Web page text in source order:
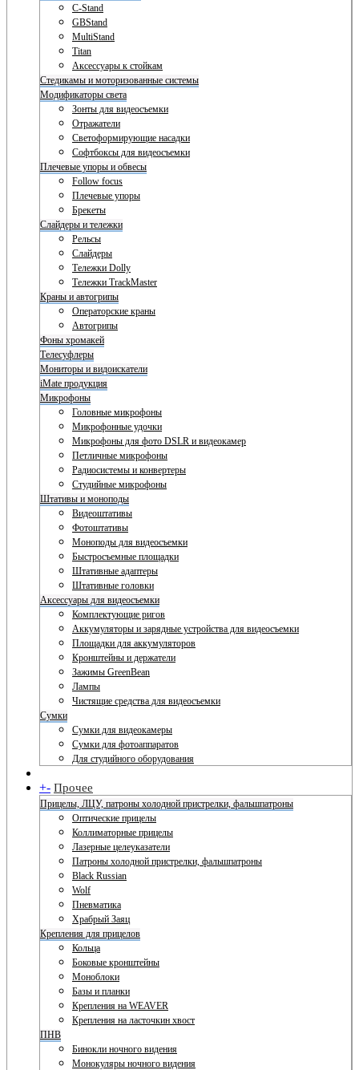
C-Stand
GBStand
MultiStand
Titan
Аксессуары к стойкам
Стедикамы и моторизованные системы
Модификаторы света
Зонты для видеосъемки
Отражатели
Светоформирующие насадки
Софтбоксы для видеосъемки
Плечевые упоры и обвесы
Follow focus
Плечевые упоры
Брекеты
Слайдеры и тележки
Рельсы
Слайдеры
Тележки Dolly
Тележки TrackMaster
Краны и автогрипы
Операторские краны
Автогрипы
Фоны хромакей
Телесуфлеры
Мониторы и видоискатели
iMate продукция
Микрофоны
Головные микрофоны
Микрофонные удочки
Микрофоны для фото DSLR и видеокамер
Петличные микрофоны
Радиосистемы и конвертеры
Студийные микрофоны
Штативы и моноподы
Видеоштативы
Фотоштативы
Моноподы для видеосъемки
Быстросъемные площадки
Штативные адаптеры
Штативные головки
Аксессуары для видеосъемки
Комплектующие ригов
Аккумуляторы и зарядные устройства для видеосъемки
Площадки для аккумуляторов
Кронштейны и держатели
Зажимы GreenBean
Лампы
Чистящие средства для видеосъемки
Сумки
Сумки для видеокамеры
Сумки для фотоаппаратов
Для студийного оборудования
+- Прочее
Прицелы, ЛЦУ, патроны холодной пристрелки, фальшпатроны
Оптические прицелы
Коллиматорные прицелы
Лазерные целеуказатели
Патроны холодной пристрелки, фальшпатроны
Black Russian
Wolf
Пневматика
Храбрый Заяц
Крепления для прицелов
Кольца
Боковые кронштейны
Моноблоки
Базы и планки
Крепления на WEAVER
Крепления на ласточкин хвост
ПНВ
Бинокли ночного видения
Монокуляры ночного видения